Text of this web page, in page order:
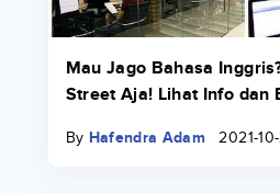
Mau Jago Bahasa
Street Aja! Lihat Info dan
By Hafendra Adam 2021-